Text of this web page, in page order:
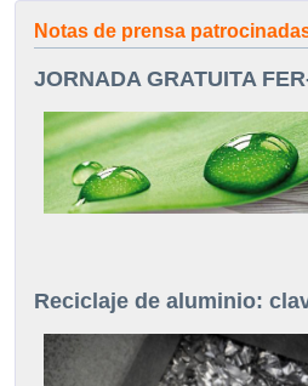
Notas de prensa
JORNADA GRATUITA
Reciclaje de aluminio: